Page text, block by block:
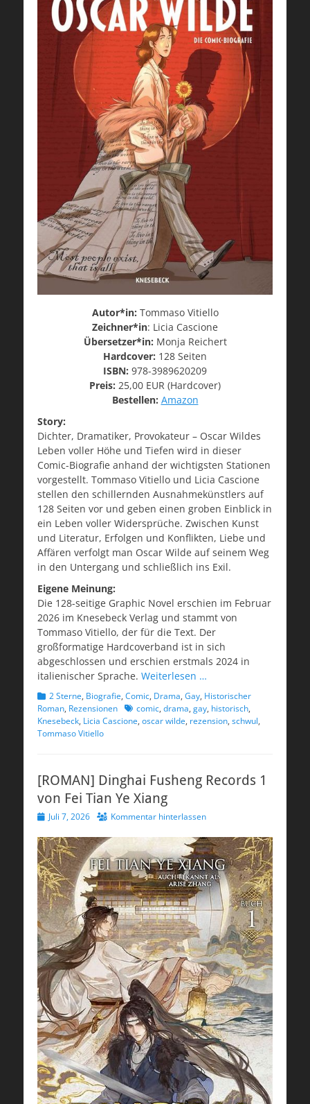
Autor*in: Tommaso Vitiello
Zeichner*in: Licia Cascione
Übersetzer*in: Monja Reichert
Hardcover: 128 Seiten
ISBN: 978-3989620209
Preis: 25,00 EUR (Hardcover)
Bestellen: Amazon
Story:
Dichter, Dramatiker, Provokateur – Oscar Wildes
Leben voller Höhe und Tiefen wird in dieser
Comic-Biografie anhand der wichtigsten Stationen
vorgestellt. Tommaso Vitiello und Licia Cascione
stellen den schillernden Ausnahmekünstlers auf
128 Seiten vor und geben einen groben Einblick in
ein Leben voller Widersprüche. Zwischen Kunst
und Literatur, Erfolgen und Konflikten, Liebe und
Affären verfolgt man Oscar Wilde auf seinem Weg
in den Untergang und schließlich ins Exil.
Eigene Meinung:
Die 128-seitige Graphic Novel erschien im Februar
2026 im Knesebeck Verlag und stammt von
Tommaso Vitiello, der für die Text. Der
großformatige Hardcoverband ist in sich
abgeschlossen und erschien erstmals 2024 in
italienischer Sprache. Weiterlesen …
Kategorien
2 Sterne, Biografie, Comic, Drama, Gay, Historischer
Roman, Rezensionen Schlagworte
comic, drama, gay, historisch,
Knesebeck, Licia Cascione, oscar wilde, rezension, schwul,
Tommaso Vitiello
[ROMAN] Dinghai Fusheng Records 1
von Fei Tian Ye Xiang
Veröffentlicht
Juli 7, 2026 Kommentar hinterlassen